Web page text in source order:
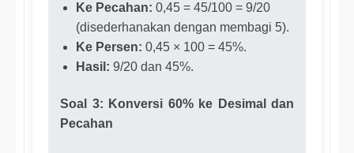
Ke Pecahan: 0,45 = 45/100 = 9/20
(disederhanakan dengan membagi 5).
Ke Persen: 0,45 × 100 = 45%.
Hasil: 9/20 dan 45%.
Soal 3: Konversi 60% ke Desimal dan
Pecahan